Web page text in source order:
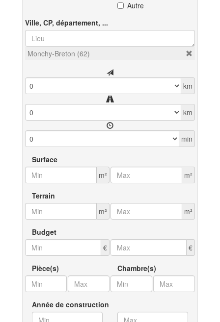
Autre
Ville, CP, département, ...
Monchy-Breton (62)
km
km
min
Surface
m²
m²
Terrain
m²
m²
Budget
€
€
Pièce(s) Chambre(s)
Année de construction